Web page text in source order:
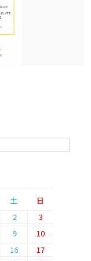
土
日
2
3
9
10
16
17